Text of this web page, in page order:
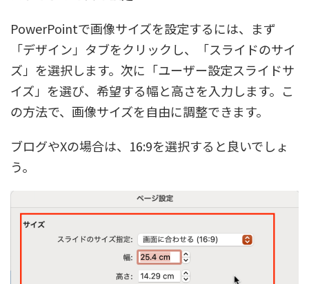
PowerPointで画像サイズを設定するには、まず
「デザイン」タブをクリックし、「スライドのサイ
ズ」を選択します。次に「ユーザー設定スライドサ
イズ」を選び、希望する幅と高さを入力します。こ
の方法で、画像サイズを自由に調整できます。
ブログやXの場合は、16:9を選択すると良いでしょ
う。